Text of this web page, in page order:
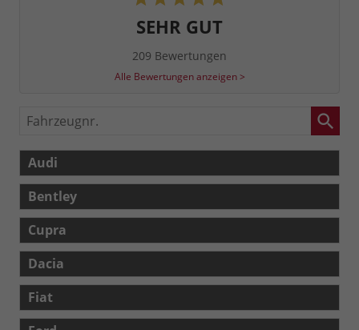
SEHR GUT
209 Bewertungen
Alle Bewertungen anzeigen >
Fahrzeugnr.
Audi
Bentley
Cupra
Dacia
Fiat